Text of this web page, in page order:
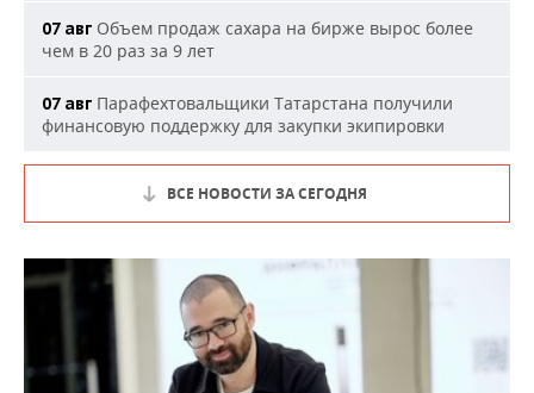
07 авг Объем продаж сахара на бирже вырос более
чем в 20 раз за 9 лет
07 авг Парафехтовальщики Татарстана получили
финансовую поддержку для закупки экипировки
ВСЕ НОВОСТИ ЗА СЕГОДНЯ